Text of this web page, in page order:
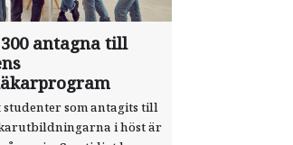
antagna till
studenter som antagits till
i höst är